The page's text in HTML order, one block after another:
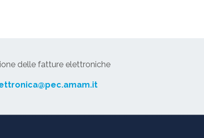
delle fatture elettroniche